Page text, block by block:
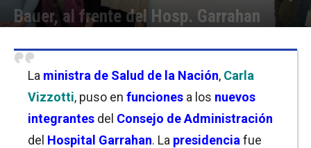
Bauer, al frente del Hosp. Garrahan
La ministra de Salud de la Nación, Carla
Vizzotti, puso en funciones a los nuevos
integrantes del Consejo de Administración
del Hospital Garrahan. La presidencia fue